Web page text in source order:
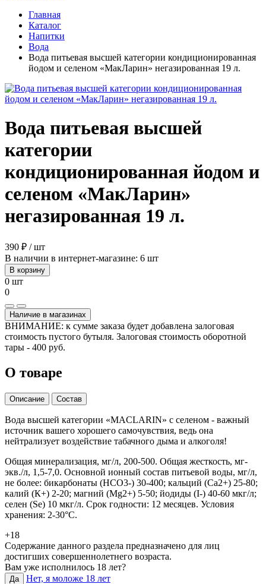
Главная
Каталог
Напитки
Вода
Вода питьевая высшей категории кондиционированная
йодом и селеном «МакЛарин» негазированная 19 л.
Вода питьевая высшей
категории
кондиционированная йодом и
селеном «МакЛарин»
негазированная 19 л.
390 ₽ / шт
В наличии в интернет-магазине: 6 шт
В корзину
0 шт
0
Наличие в магазинах
ВНИМАНИЕ: к сумме заказа будет добавлена залоговая
стоимость пустого бутыля. Залоговая стоимость оборотной
тары - 400 руб.
О товаре
Описание Состав
Вода высшей категории «MACLARIN» с селеном - важный
источник вашего хорошего самочувствия, ведь она
нейтрализует воздействие табачного дыма и алкоголя!
Общая минерализация, мг/л, 200-500. Общая жесткость, мг-
экв./л, 1,5-7,0. Основной ионный состав питьевой воды, мг/л,
не более: бикарбонаты (НСО3-) 30-400; кальций (Са2+) 25-80;
калий (К+) 2-20; магний (Мg2+) 5-50; йодиды (I-) 40-60 мкг/л;
селен (Sе) 10 мкг/л. Срок годности: 12 месяцев. Условия
хранения: 2-30°C.
+18
Содержание данного раздела предназначено для лиц
достигших совершеннолетнего возраста.
Вам уже исполнилось 18 лет?
Да
Нет, я моложе 18 лет